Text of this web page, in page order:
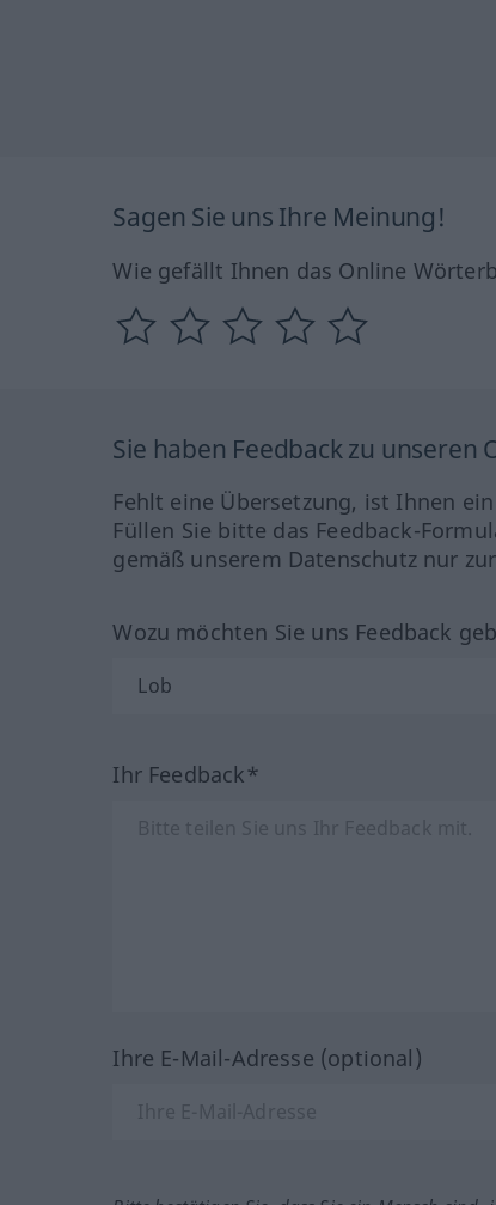
Sagen Sie uns Ihre Meinung!
Wie gefällt Ihnen das Online
Sie haben Feedback zu unseren
Fehlt eine Übersetzung, ist Ihnen
Füllen Sie bitte das Feedback-
gemäß unserem Datenschutz nur
Wozu möchten Sie uns Feedback
Ihr Feedback*
Ihre E-Mail-Adresse (optional)